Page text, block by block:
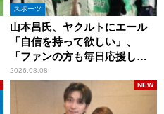
スポーツ
山本昌氏、ヤクルトにエール
「自信を持って欲しい」、
「ファンの方も毎日応援して
くれています」
2026.08.08
NEW